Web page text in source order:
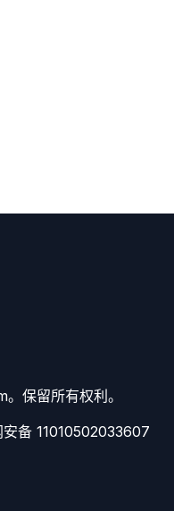
保留所有权利。
安备 11010502033607